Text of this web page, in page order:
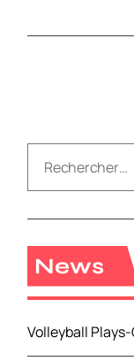
c
h
h
e
r
News
Volleyball